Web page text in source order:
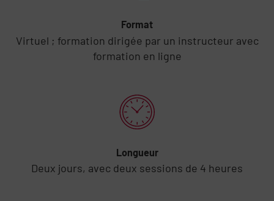
Format
Virtuel ; formation dirigée par un instructeur avec
formation en ligne
Longueur
Deux jours, avec deux sessions de 4 heures